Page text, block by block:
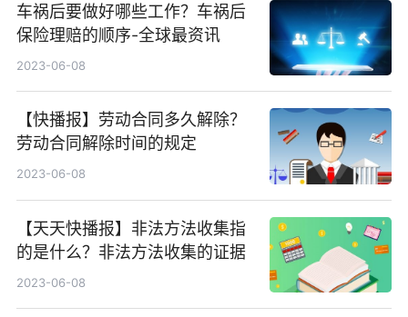
车祸后要做好哪些工作？车祸后
保险理赔的顺序-全球最资讯
2023-06-08
【快播报】劳动合同多久解除？
劳动合同解除时间的规定
2023-06-08
【天天快播报】非法方法收集指
的是什么？非法方法收集的证据
2023-06-08